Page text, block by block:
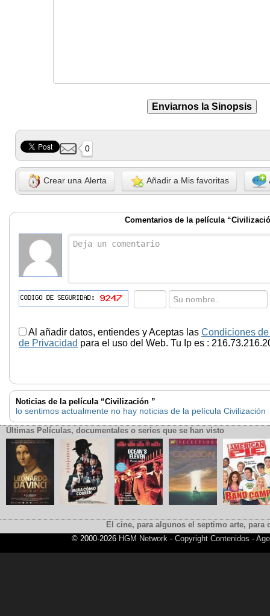
0
Crear una Alerta Añadir a Mis favoritas
Comentarios de la película
Al añadir datos, entiendes y Aceptas las Condiciones
de Privacidad para el uso del Web. Tu Ip es :
Noticias de la película “Civilización ”
lo sentimos actualmente no hay noticias de la película Civilización
Últimas Películas, documentales o series que se han visto
El cine, para algunos el septimo arte,
© 2000-2026 HGM Network - Copyright Contenidos -